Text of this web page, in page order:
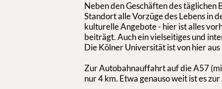
Neben den Geschäften des
Standort alle Vorzüge des Lebens in
kulturelle Angebote - hier ist alles
beiträgt. Auch ein vielseitiges und
Die Kölner Universität ist von hier
Zur Autobahnauffahrt auf die A57
nur 4 km. Etwa genauso weit ist es